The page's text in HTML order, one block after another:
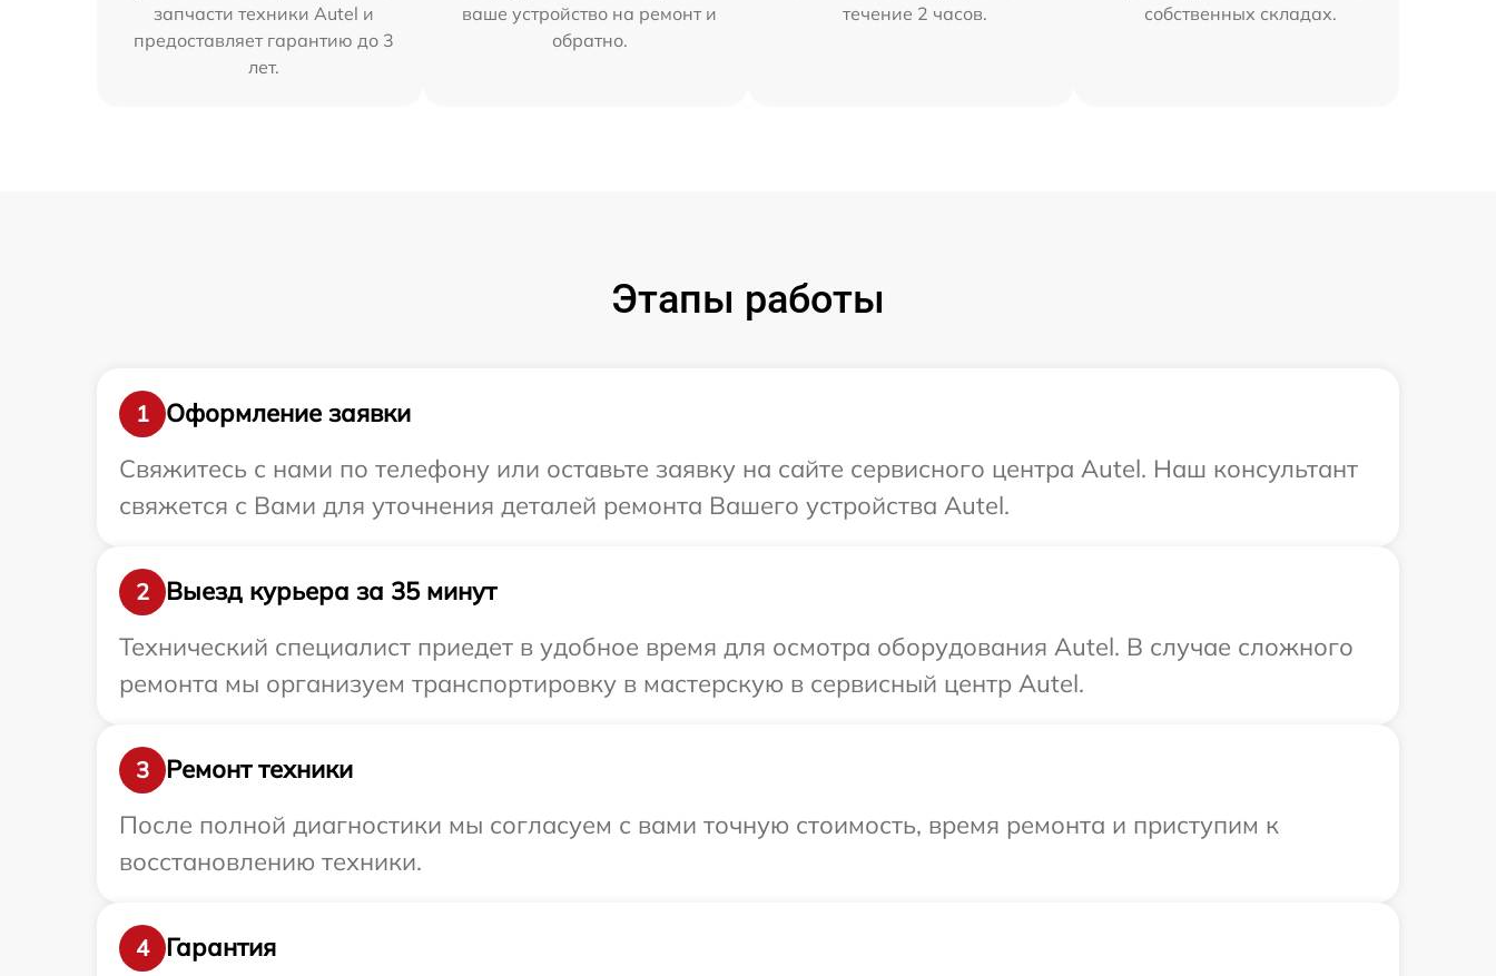
запчасти техники Autel и
предоставляет гарантию до 3
лет.
ваше устройство на ремонт и
обратно.
течение 2 часов.
собственных складах.
Этапы работы
1
Оформление заявки
Свяжитесь с нами по телефону или оставьте заявку на сайте сервисного центра Autel. Наш консультант
свяжется с Вами для уточнения деталей ремонта Вашего устройства Autel.
2
Выезд курьера за 35 минут
Технический специалист приедет в удобное время для осмотра оборудования Autel. В случае сложного
ремонта мы организуем транспортировку в мастерскую в сервисный центр Autel.
3
Ремонт техники
После полной диагностики мы согласуем с вами точную стоимость, время ремонта и приступим к
восстановлению техники.
4
Гарантия